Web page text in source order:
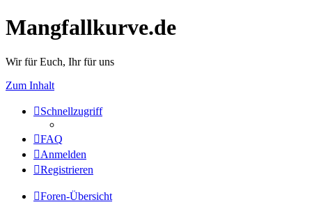
Mangfallkurve.de
Wir für Euch, Ihr für uns
Zum Inhalt
Schnellzugriff
FAQ
Anmelden
Registrieren
Foren-Übersicht